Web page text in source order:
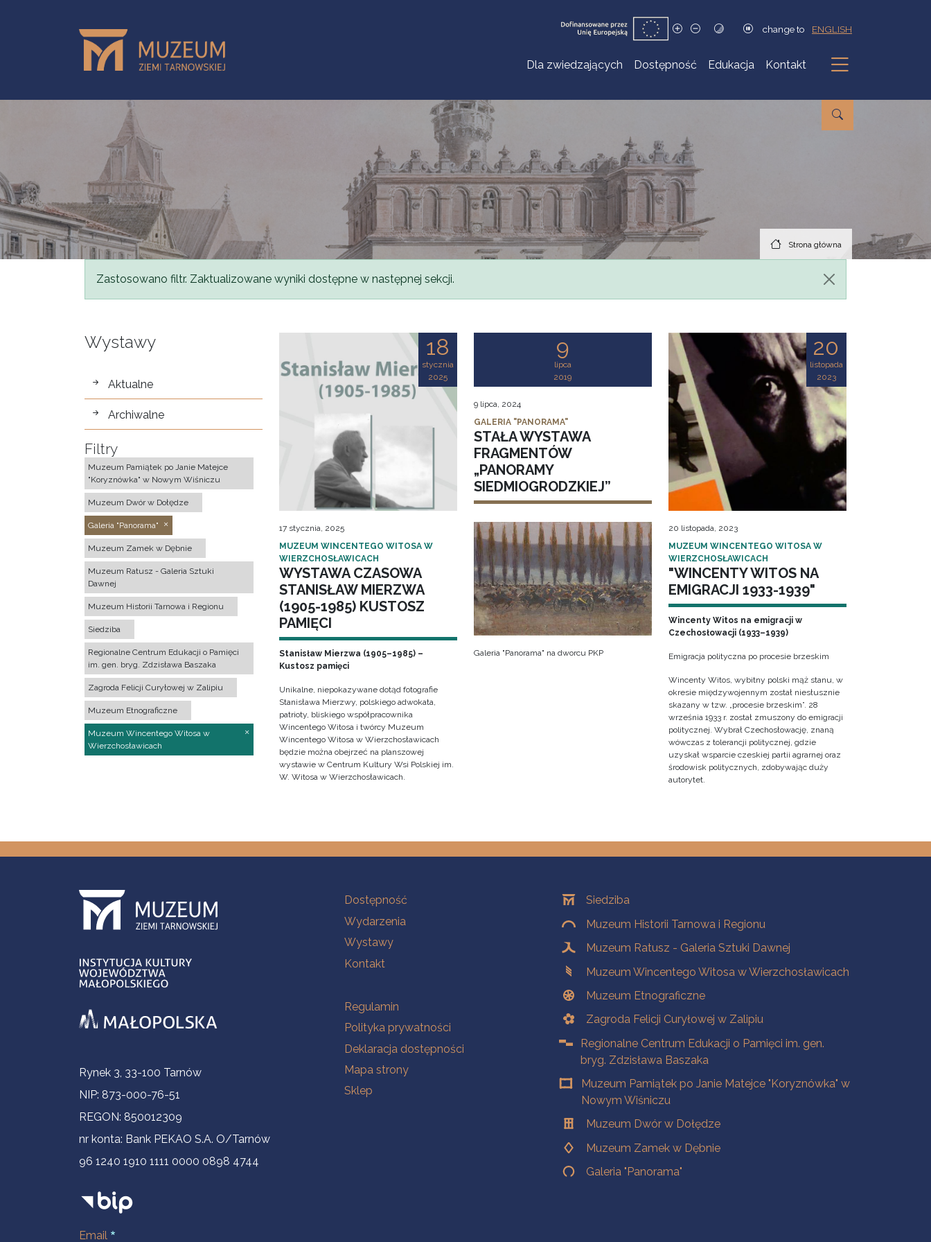
change to ENGLISH
Dla zwiedzających Dostępność Edukacja Kontakt
Podmenu
Strona główna
Komunikat
Zastosowano filtr. Zaktualizowane wyniki dostępne w następnej sekcji.
Wystawy
wystawy
Aktualne
Archiwalne
Filtry
Muzeum Pamiątek po Janie Matejce
"Koryznówka" w Nowym Wiśniczu
Muzeum Dwór w Dołędze
Galeria "Panorama"
Muzeum Zamek w Dębnie
Muzeum Ratusz - Galeria Sztuki
Dawnej
Muzeum Historii Tarnowa i Regionu
Siedziba
Regionalne Centrum Edukacji o Pamięci
im. gen. bryg. Zdzisława Baszaka
Zagroda Felicji Curyłowej w Zalipiu
Muzeum Etnograficzne
Muzeum Wincentego Witosa w
Wierzchosławicach
18
stycznia
2025
17 stycznia, 2025
MUZEUM WINCENTEGO WITOSA W
WIERZCHOSŁAWICACH
WYSTAWA CZASOWA
STANISŁAW MIERZWA
(1905-1985) KUSTOSZ
PAMIĘCI
Stanisław Mierzwa (1905–1985) –
Kustosz pamięci
Unikalne, niepokazywane dotąd fotografie
Stanisława Mierzwy, polskiego adwokata,
patrioty, bliskiego współpracownika
Wincentego Witosa i twórcy Muzeum
Wincentego Witosa w Wierzchosławicach
będzie można obejrzeć na planszowej
wystawie w Centrum Kultury Wsi Polskiej im.
W. Witosa w Wierzchosławicach.
9
lipca
2019
9 lipca, 2024
GALERIA "PANORAMA"
STAŁA WYSTAWA
FRAGMENTÓW
„PANORAMY
SIEDMIOGRODZKIEJ”
Galeria "Panorama" na dworcu PKP
20
listopada
2023
20 listopada, 2023
MUZEUM WINCENTEGO WITOSA W
WIERZCHOSŁAWICACH
"WINCENTY WITOS NA
EMIGRACJI 1933-1939"
Wincenty Witos na emigracji w
Czechosłowacji (1933–1939)
Emigracja polityczna po procesie brzeskim
Wincenty Witos, wybitny polski mąż stanu, w
okresie międzywojennym został niesłusznie
skazany w tzw. „procesie brzeskim”. 28
września 1933 r. został zmuszony do emigracji
politycznej. Wybrał Czechosłowację, znaną
wówczas z tolerancji politycznej, gdzie
uzyskał wsparcie czeskiej partii agrarnej oraz
środowisk politycznych, zdobywając duży
autorytet.
Informacje kontaktowe
Rynek 3, 33-100 Tarnów
NIP: 873-000-76-51
REGON: 850012309
nr konta: Bank PEKAO S.A. O/Tarnów
96 1240 1910 1111 0000 0898 4744
Email
Na skróty
Dostępność
Wydarzenia
Wystawy
Kontakt
Na skróty
Regulamin
Polityka prywatności
Deklaracja dostępności
Mapa strony
Sklep
OddziałySiedziba
Muzeum Historii Tarnowa i Regionu
Muzeum Ratusz - Galeria Sztuki Dawnej
Muzeum Wincentego Witosa w Wierzchosławicach
Muzeum Etnograficzne
Zagroda Felicji Curyłowej w Zalipiu
Regionalne Centrum Edukacji o Pamięci im. gen.
bryg. Zdzisława Baszaka
Muzeum Pamiątek po Janie Matejce "Koryznówka" w
Nowym Wiśniczu
Muzeum Dwór w Dołędze
Muzeum Zamek w Dębnie
Galeria "Panorama"